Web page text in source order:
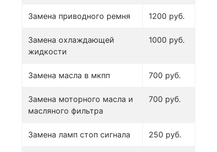
Замена приводного ремня 1200 руб.
Замена охлаждающей
жидкости
1000 руб.
Замена масла в мкпп 700 руб.
Замена моторного масла и
масляного фильтра
700 руб.
Замена ламп стоп сигнала 250 руб.